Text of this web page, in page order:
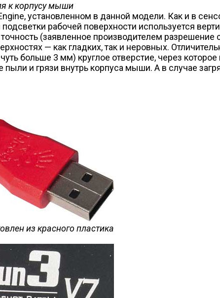
к корпусу мыши
установленном в данной модели. Как и в
рабочей поверхности используется
(заявленное производителем разрешение
— как гладких, так и неровных.
больше 3 мм) круглое отверстие, через которое
и грязи внутрь корпуса мыши. А в случае
из красного пластика